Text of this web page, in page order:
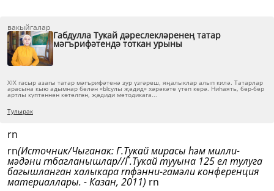
вакыйгалар
Габдулла Тукай дәреслекләренең татар
мәгърифәтендә тоткан урыны
XIX гасыр азагы татар мәгърифәтенә зур үзгәреш, яңалыклар алып килә. Татарлар
арасына кыю адымнар белән «Ысулы җәдид» хәрәкәте үтеп керә. Ниһаять, бер-бер
артлы күптәннән кө­телгән, җәдиди методикага...
Тулырак
rn
rn(Источник/Чыганак: Г.Тукай мирасы һәм милли-
мәдәни rnбагланышлар//Г.Тукай тууына 125 ел тулуга
багышланган халыкара rnфәнни-гамәли конференция
материаллары. - Казан, 2011) rn